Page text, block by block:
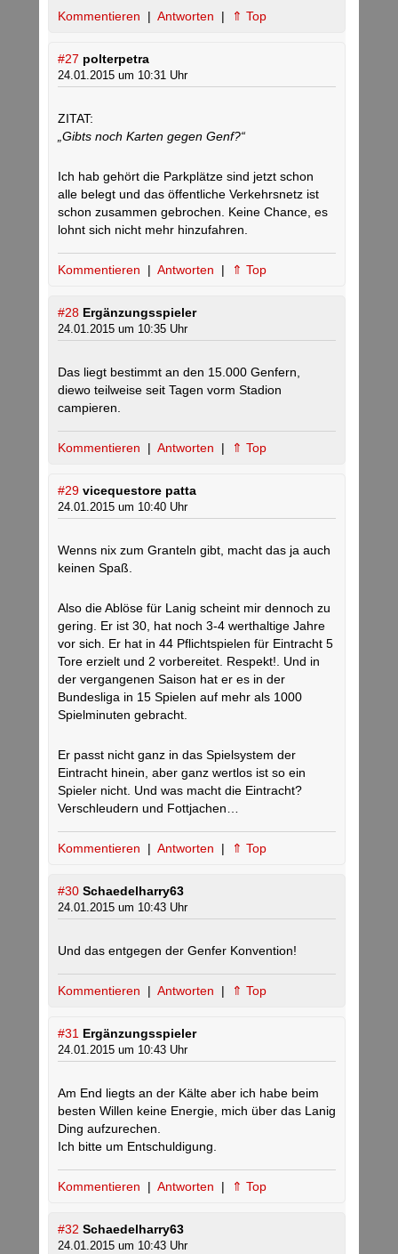
Kommentieren | Antworten | ⇑ Top
#27 polterpetra
24.01.2015 um 10:31 Uhr
ZITAT:
„Gibts noch Karten gegen Genf?“
Ich hab gehört die Parkplätze sind jetzt schon
alle belegt und das öffentliche Verkehrsnetz ist
schon zusammen gebrochen. Keine Chance, es
lohnt sich nicht mehr hinzufahren.
Kommentieren | Antworten | ⇑ Top
#28 Ergänzungsspieler
24.01.2015 um 10:35 Uhr
Das liegt bestimmt an den 15.000 Genfern,
diewo teilweise seit Tagen vorm Stadion
campieren.
Kommentieren | Antworten | ⇑ Top
#29 vicequestore patta
24.01.2015 um 10:40 Uhr
Wenns nix zum Granteln gibt, macht das ja auch
keinen Spaß.
Also die Ablöse für Lanig scheint mir dennoch zu
gering. Er ist 30, hat noch 3-4 werthaltige Jahre
vor sich. Er hat in 44 Pflichtspielen für Eintracht 5
Tore erzielt und 2 vorbereitet. Respekt!. Und in
der vergangenen Saison hat er es in der
Bundesliga in 15 Spielen auf mehr als 1000
Spielminuten gebracht.
Er passt nicht ganz in das Spielsystem der
Eintracht hinein, aber ganz wertlos ist so ein
Spieler nicht. Und was macht die Eintracht?
Verschleudern und Fottjachen…
Kommentieren | Antworten | ⇑ Top
#30 Schaedelharry63
24.01.2015 um 10:43 Uhr
Und das entgegen der Genfer Konvention!
Kommentieren | Antworten | ⇑ Top
#31 Ergänzungsspieler
24.01.2015 um 10:43 Uhr
Am End liegts an der Kälte aber ich habe beim
besten Willen keine Energie, mich über das Lanig
Ding aufzurechen.
Ich bitte um Entschuldigung.
Kommentieren | Antworten | ⇑ Top
#32 Schaedelharry63
24.01.2015 um 10:43 Uhr